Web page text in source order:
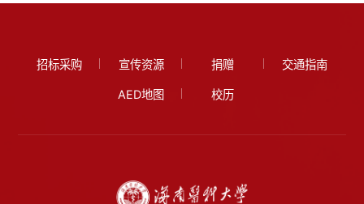
招标采购 宣传资源 捐赠 交通指南
AED地图 校历